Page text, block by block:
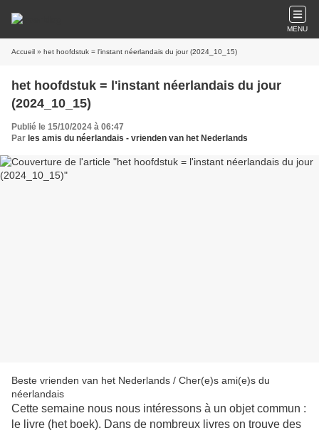
MENU
Accueil » het hoofdstuk = l'instant néerlandais du jour (2024_10_15)
het hoofdstuk = l'instant néerlandais du jour
(2024_10_15)
Publié le 15/10/2024 à 06:47
Par les amis du néerlandais - vrienden van het Nederlands
Beste vrienden van het Nederlands / Cher(e)s ami(e)s du
néerlandais
Cette semaine nous nous intéressons à un objet commun :
le livre (het boek). Dans de nombreux livres on trouve des